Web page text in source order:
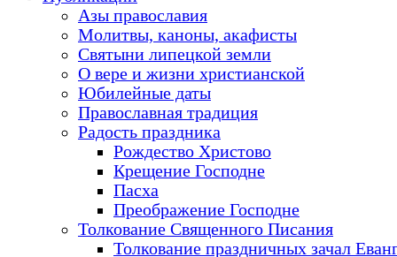
Азы православия
Молитвы, каноны, акафисты
Святыни липецкой земли
О вере и жизни христианской
Юбилейные даты
Православная традиция
Радость праздника
Рождество Христово
Крещение Господне
Пасха
Преображение Господне
Толкование Священного Писания
Толкование праздничных зачал